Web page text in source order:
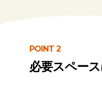
POINT 2
必要スペー